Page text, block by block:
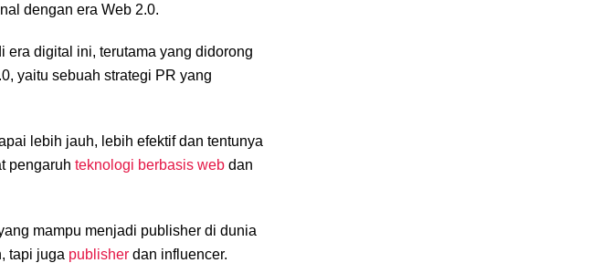
dengan era Web 2.0.
era digital ini, terutama yang didorong
yaitu sebuah strategi PR yang
lebih jauh, lebih efektif dan tentunya
pengaruh teknologi berbasis web dan
mampu menjadi publisher di dunia
tapi juga publisher dan influencer.